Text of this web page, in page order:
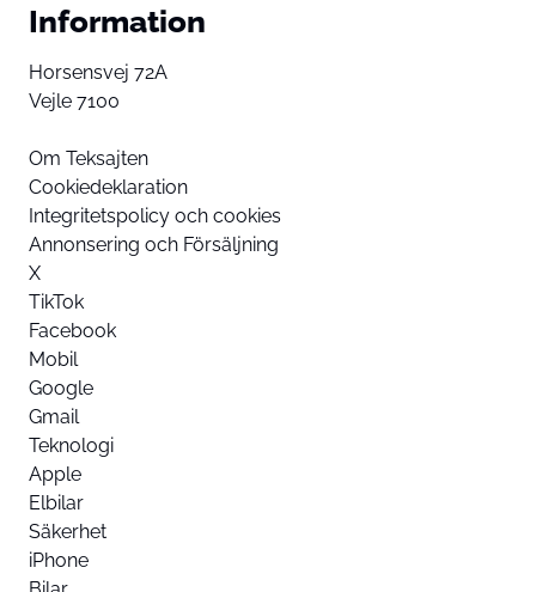
Information
Horsensvej 72A
Vejle 7100
Om Teksajten
Cookiedeklaration
Integritetspolicy och cookies
Annonsering och Försäljning
X
TikTok
Facebook
Mobil
Google
Gmail
Teknologi
Apple
Elbilar
Säkerhet
iPhone